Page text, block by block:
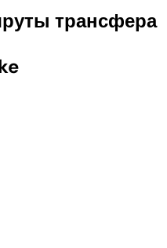
трансфера